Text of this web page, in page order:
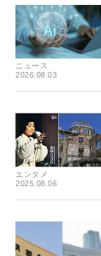
ニュース
2026.08.03
エンタメ
2025.08.06